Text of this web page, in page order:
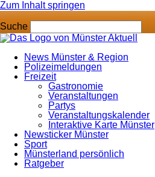
Zum Inhalt springen
Suche
News Münster & Region
Polizeimeldungen
Freizeit
Gastronomie
Veranstaltungen
Partys
Veranstaltungskalender
Interaktive Karte Münster
Newsticker Münster
Sport
Münsterland persönlich
Ratgeber